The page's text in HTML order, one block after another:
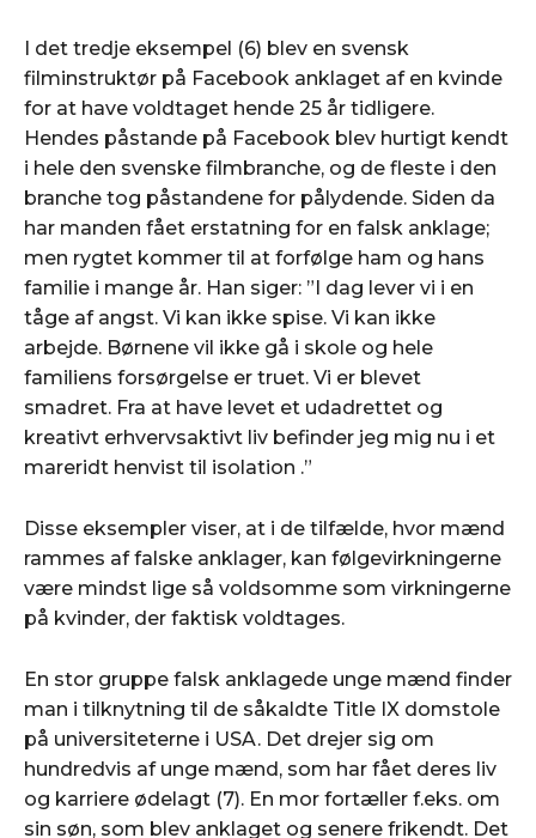
I det tredje eksempel (6) blev en svensk
filminstruktør på Facebook anklaget af en kvinde
for at have voldtaget hende 25 år tidligere.
Hendes påstande på Facebook blev hurtigt kendt
i hele den svenske filmbranche, og de fleste i den
branche tog påstandene for pålydende. Siden da
har manden fået erstatning for en falsk anklage;
men rygtet kommer til at forfølge ham og hans
familie i mange år. Han siger: ”I dag lever vi i en
tåge af angst. Vi kan ikke spise. Vi kan ikke
arbejde. Børnene vil ikke gå i skole og hele
familiens forsørgelse er truet. Vi er blevet
smadret. Fra at have levet et udadrettet og
kreativt erhvervsaktivt liv befinder jeg mig nu i et
mareridt henvist til isolation .”
Disse eksempler viser, at i de tilfælde, hvor mænd
rammes af falske anklager, kan følgevirkningerne
være mindst lige så voldsomme som virkningerne
på kvinder, der faktisk voldtages.
En stor gruppe falsk anklagede unge mænd finder
man i tilknytning til de såkaldte Title IX domstole
på universiteterne i USA. Det drejer sig om
hundredvis af unge mænd, som har fået deres liv
og karriere ødelagt (7). En mor fortæller f.eks. om
sin søn, som blev anklaget og senere frikendt. Det